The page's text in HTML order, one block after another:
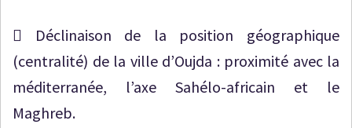
 Déclinaison de la position géographique
(centralité) de la ville d’Oujda : proximité avec la
méditerranée, l’axe Sahélo-africain et le
Maghreb.